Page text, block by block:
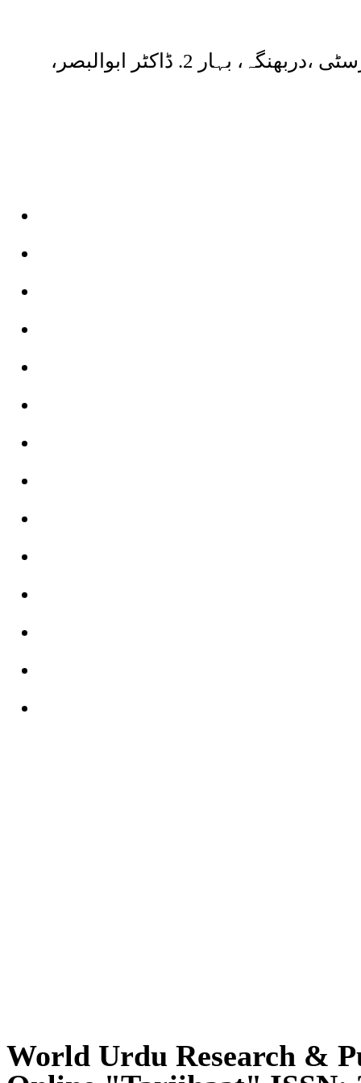
1. ڈاکٹر محمد افتخار احمد، اردو کے پروفیسر اور پرنسپل، ملت کالج، ایل این متھیلا یونیورسٹی ،دربھنگہ، بہار 2. ڈاکٹر ابوالبصر،
World Urdu Research &